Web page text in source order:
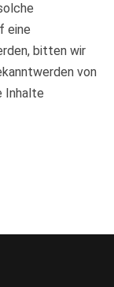
eine
bitten wir
von
Inhalte